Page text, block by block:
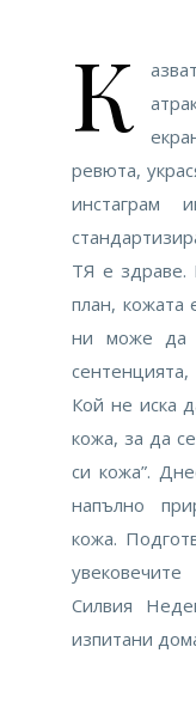
К
ревюта,
инстаграм
ТЯ е здраве.
план, кожата
ни може да
Кой не иска
кожа, за да
си кожа”.
напълно
кожа.
Силвия
изпитани